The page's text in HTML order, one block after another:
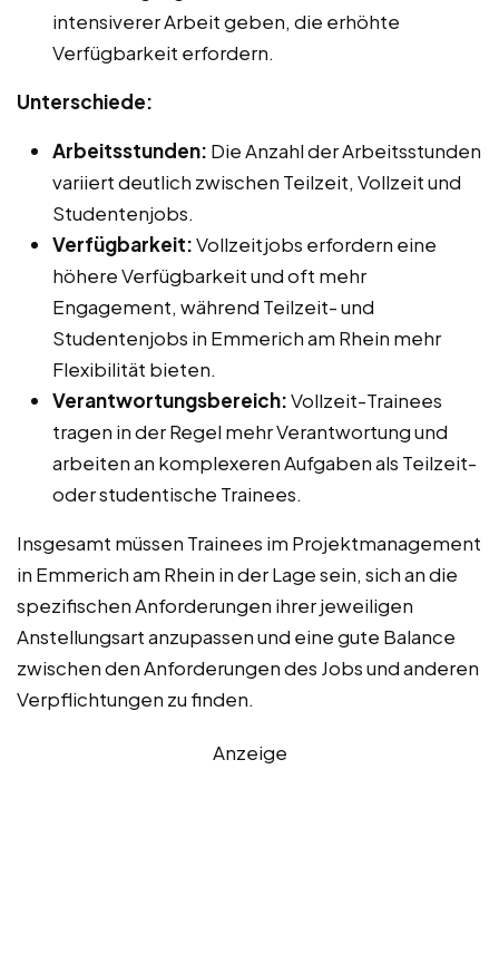
intensiverer Arbeit geben, die erhöhte
Verfügbarkeit erfordern.
Unterschiede:
Arbeitsstunden: Die Anzahl der Arbeitsstunden
variiert deutlich zwischen Teilzeit, Vollzeit und
Studentenjobs.
Verfügbarkeit:Vollzeitjobs erfordern eine
höhere Verfügbarkeit und oft mehr
Engagement, während Teilzeit- und
Studentenjobs in Emmerich am Rhein mehr
Flexibilität bieten.
Verantwortungsbereich:Vollzeit-Trainees
tragen in der Regel mehr Verantwortung und
arbeiten an komplexeren Aufgaben als Teilzeit-
oder studentische Trainees.
Insgesamt müssen Trainees im Projektmanagement
in Emmerich am Rhein in der Lage sein, sich an die
spezifischen Anforderungen ihrer jeweiligen
Anstellungsart anzupassen und eine gute Balance
zwischen den Anforderungen des Jobs und anderen
Verpflichtungen zu finden.
Anzeige